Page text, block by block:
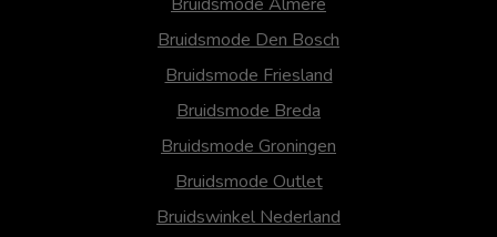
Bruidsmode Den Bosch
Bruidsmode Friesland
Bruidsmode Breda
Bruidsmode Groningen
Bruidsmode Outlet
Bruidswinkel Nederland